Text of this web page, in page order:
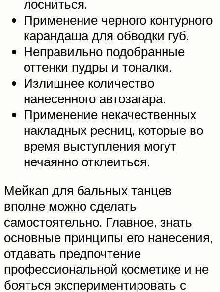
лосниться.
Применение черного контурного
карандаша для обводки губ.
Неправильно подобранные
оттенки пудры и тоналки.
Излишнее количество
нанесенного автозагара.
Применение некачественных
накладных ресниц, которые во
время выступления могут
нечаянно отклеиться.
Мейкап для бальных танцев
вполне можно сделать
самостоятельно. Главное, знать
основные принципы его нанесения,
отдавать предпочтение
профессиональной косметике и не
бояться экспериментировать с